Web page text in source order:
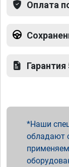
Оплата
Гарантия
Наши
обладают